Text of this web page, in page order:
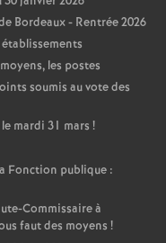
Bordeaux - Rentrée 2026
les postes
soumis au vote des
mardi 31 mars !
Fonction publique :
Commissaire à
faut des moyens !